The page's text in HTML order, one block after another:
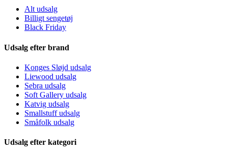
Alt udsalg
Billigt sengetøj
Black Friday
Udsalg efter brand
Konges Sløjd udsalg
Liewood udsalg
Sebra udsalg
Soft Gallery udsalg
Katvig udsalg
Smallstuff udsalg
Småfolk udsalg
Udsalg efter kategori